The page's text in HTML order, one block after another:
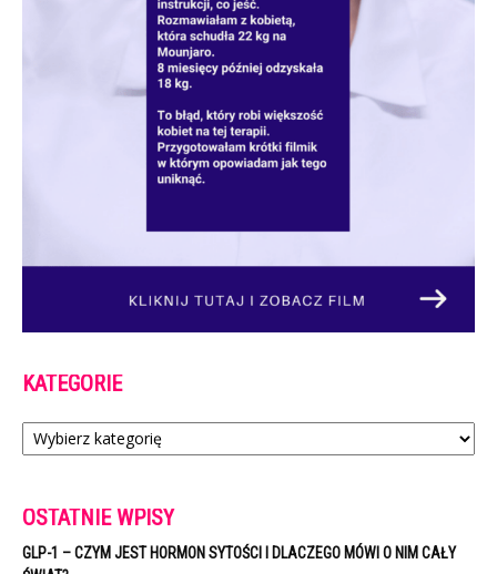
KATEGORIE
Kategorie
OSTATNIE WPISY
GLP-1 – CZYM JEST HORMON SYTOŚCI I DLACZEGO MÓWI O NIM CAŁY